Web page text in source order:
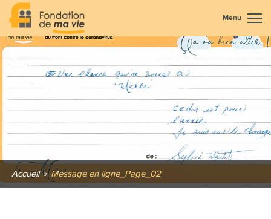
Menu
Accueil » Message en ligne_Page_02